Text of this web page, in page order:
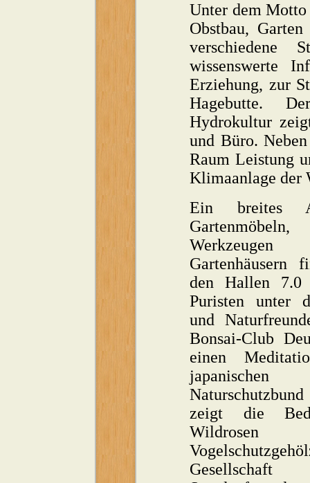
Unter dem
Obstbau,
verschiedene
wissenswerte
Erziehung, zur
Hagebutte.
Hydrokultur
und Büro.
Raum Leistung
Klimaanlage der
Ein breites
Gartenmöbeln,
Gartenhäusern
den Hallen
Puristen unter
und
Bonsai-Club
einen
zeigt die